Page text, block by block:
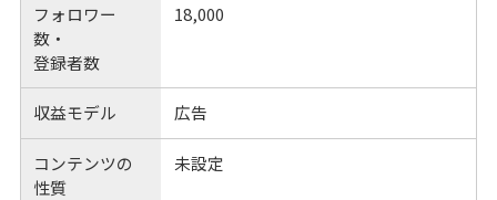
フォロワー
数・
登録者数
18,000
収益モデル 広告
コンテンツの
性質
未設定